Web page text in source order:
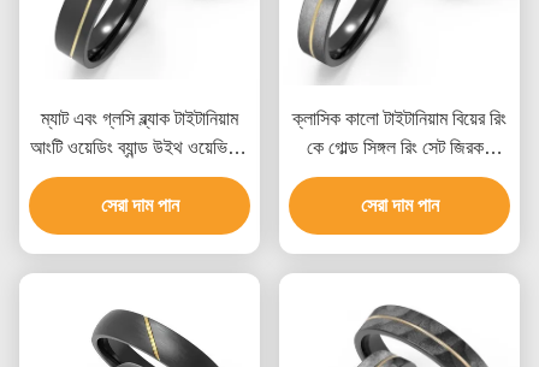
ম্যাট এবং গ্লসি ব্ল্যাক টাইটানিয়াম
আংটি ওয়েডিং ব্যান্ড উইথ ওয়েভি কে
গোল্ড সেট জিরকন কাস্টমাইজড
প্রতীক
সেরা দাম পান
ক্লাসিক কালো টাইটানিয়াম বিয়ের রিং
কে গোল্ড সিঙ্গল রিং সেট জিরকন
দম্পতি রিং
সেরা দাম পান